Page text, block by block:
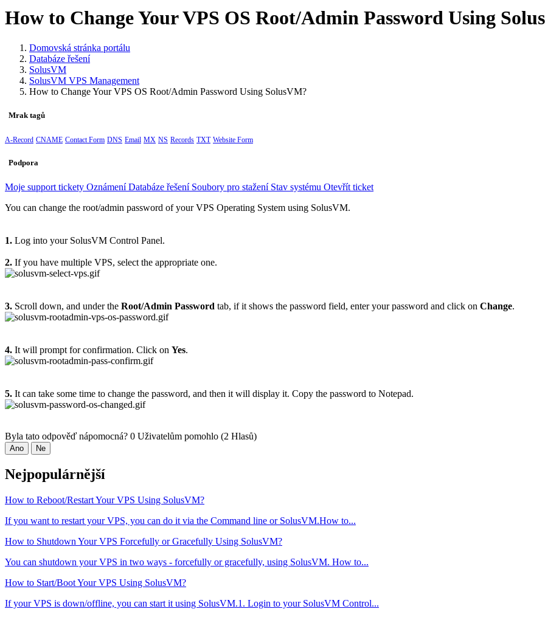
How to Change Your VPS OS Root/Admin Password Using
Domovská stránka portálu
Databáze řešení
SolusVM
SolusVM VPS Management
How to Change Your VPS OS Root/Admin Password Using SolusVM?
Mrak tagů
A-Record CNAME Contact Form DNS Email MX NS Records TXT Website Form
Podpora
Moje support tickety OznámeníDatabáze řešení Soubory pro stažení Stav systému Otevřít ticket
You can change the root/admin password of your VPS Operating System using SolusVM.
1. Log into your SolusVM Control Panel.
2. If you have multiple VPS, select the appropriate one.
3. Scroll down, and under the Root/Admin Password tab, if it shows the password field, enter your password and click on Change.
4. It will prompt for confirmation. Click on Yes.
5. It can take some time to change the password, and then it will display it. Copy the password to Notepad.
Byla tato odpověď nápomocná? 0 Uživatelům pomohlo (2 Hlasů)
Ano Ne
Nejpopulárnější
How to Reboot/Restart Your VPS Using SolusVM?
If you want to restart your VPS, you can do it via the Command line or SolusVM.How to...
How to Shutdown Your VPS Forcefully or Gracefully Using SolusVM?
You can shutdown your VPS in two ways - forcefully or gracefully, using SolusVM. How to...
How to Start/Boot Your VPS Using SolusVM?
If your VPS is down/offline, you can start it using SolusVM.1. Login to your SolusVM Control...